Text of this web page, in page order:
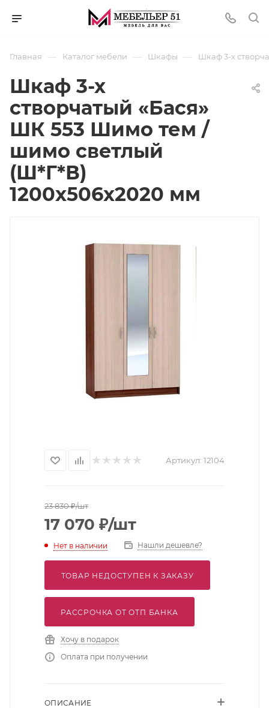
Главная — Каталог мебели — Шкафы — Шкаф 3-х
Шкаф 3-х
створчатый «Бася»
ШК 553 Шимо тем /
шимо светлый
(Ш*Г*В)
1200x506x2020 мм
Артикул: 12104
23 830₽/шт
17 070 ₽/шт
Нет в наличии Нашли дешевле?
ТОВАР НЕДОСТУПЕН К ЗАКАЗУ
РАССРОЧКА ОТ ОТП БАНКА
Хочу в подарок
Оплата при получении
ОПИСАНИЕ